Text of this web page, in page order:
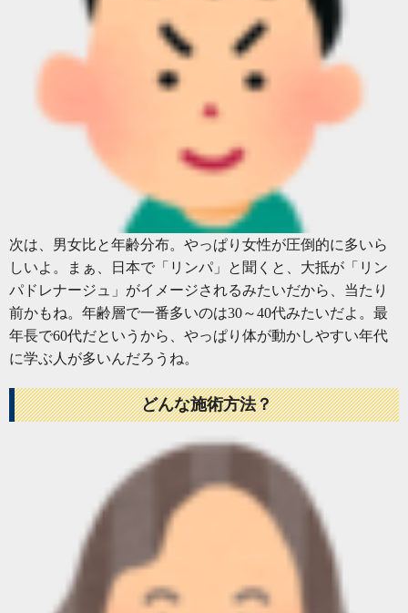
次は、男女比と年齢分布。やっぱり女性が圧倒的に多いら
しいよ。まぁ、日本で「リンパ」と聞くと、大抵が「リン
パドレナージュ」がイメージされるみたいだから、当たり
前かもね。年齢層で一番多いのは30～40代みたいだよ。最
年長で60代だというから、やっぱり体が動かしやすい年代
に学ぶ人が多いんだろうね。
どんな施術方法？